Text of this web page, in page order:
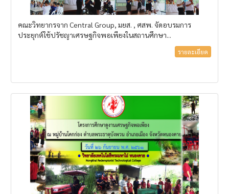
คณะวิทยากรจาก Central Group, มยส. , ศสพ. จัดอบรมการ
ประยุกต์ใช้ปรัชญาเศรษฐกิจพอเพียงในสถานศึกษา...
รายละเอียด